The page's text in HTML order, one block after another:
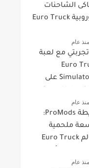
الشاحنات
الأوروبية Euro Truck
منذ عام
مع لعبة
Euro
Simulator 2 على
منذ عام
خريطة ProMods:
ملحمية
لعالم Euro Truck
منذ عام